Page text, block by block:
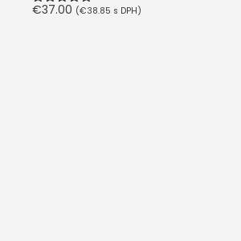
Hodnotenie
€37.00 (€38.85 s DPH)